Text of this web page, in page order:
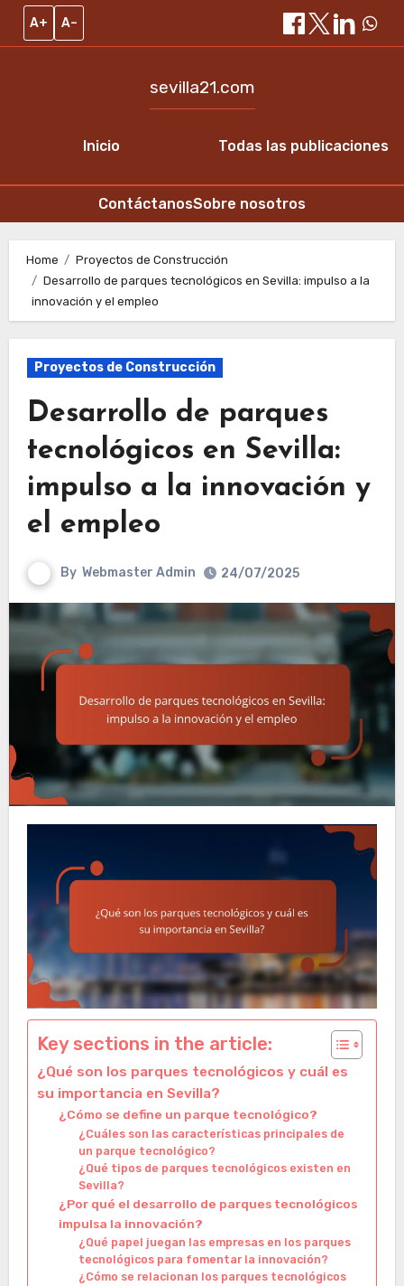
A+ A–
Inicio
sevilla21.com
Todas las publicaciones
ContáctanosSobre nosotros
content
Home
Proyectos de Construcción
Desarrollo de parques tecnológicos en Sevilla: impulso a la
innovación y el empleo
Proyectos de Construcción
Desarrollo de parques
tecnológicos en Sevilla:
impulso a la innovación y
el empleo
By Webmaster Admin 24/07/2025
Key sections in the article:
¿Qué son los parques tecnológicos y cuál es
su importancia en Sevilla?
¿Cómo se define un parque tecnológico?
¿Cuáles son las características principales de
un parque tecnológico?
¿Qué tipos de parques tecnológicos existen en
Sevilla?
¿Por qué el desarrollo de parques tecnológicos
impulsa la innovación?
¿Qué papel juegan las empresas en los parques
tecnológicos para fomentar la innovación?
¿Cómo se relacionan los parques tecnológicos